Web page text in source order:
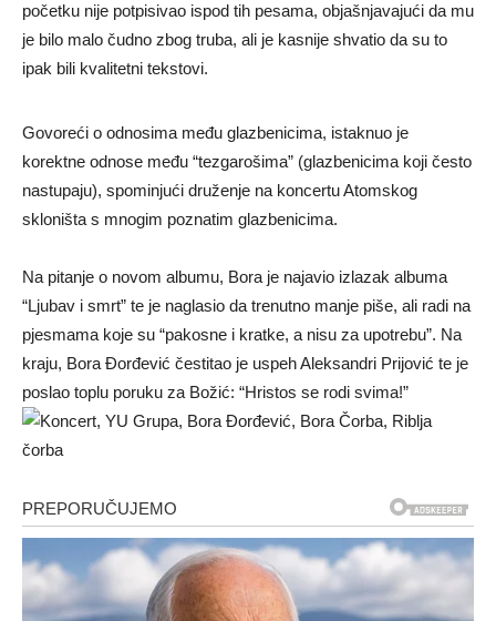
početku nije potpisivao ispod tih pesama, objašnjavajući da mu
je bilo malo čudno zbog truba, ali je kasnije shvatio da su to
ipak bili kvalitetni tekstovi.
Govoreći o odnosima među glazbenicima, istaknuo je
korektne odnose među “tezgarošima” (glazbenicima koji često
nastupaju), spominjući druženje na koncertu Atomskog
skloništa s mnogim poznatim glazbenicima.
Na pitanje o novom albumu, Bora je najavio izlazak albuma
“Ljubav i smrt” te je naglasio da trenutno manje piše, ali radi na
pjesmama koje su “pakosne i kratke, a nisu za upotrebu”. Na
kraju, Bora Đorđević čestitao je uspeh Aleksandri Prijović te je
poslao toplu poruku za Božić: “Hristos se rodi svima!”